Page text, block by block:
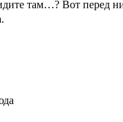
там…? Вот перед